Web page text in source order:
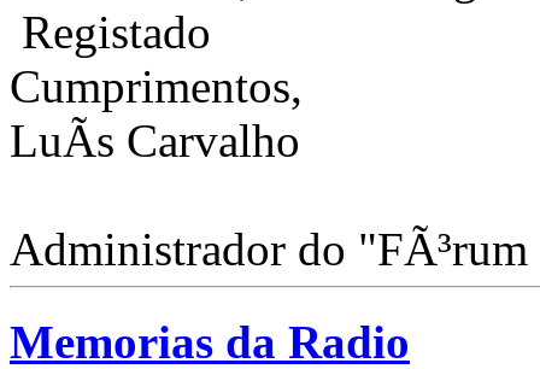
Registado
Cumprimentos,
LuÃ­s Carvalho
Administrador do
Memorias da Radio